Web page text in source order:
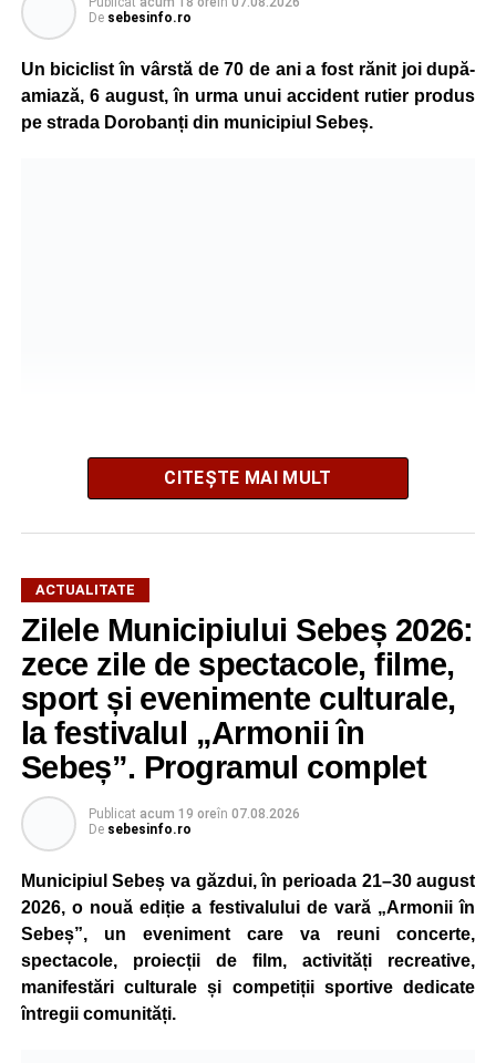
De sebesinfo.ro
Un biciclist în vârstă de 70 de ani a fost rănit joi după-
amiază, 6 august, în urma unui accident rutier produs
pe strada Dorobanți din municipiul Sebeș.
Potrivit informațiilor transmise de polițiști, în jurul orei
În urma impactului, bărbatul a fost proiectat în două
autoturisme parcate regulamentar pe marginea drumului.
Victima a suferit leziuni și a fost transportată la spital
pentru investigații și îngrijiri medicale.
Atât conducătorul auto, cât și biciclistul au fost testați cu
aparatul etilotest, rezultatele fiind negative.
Polițiștii au deschis un dosar penal și continuă cercetările
pentru vătămare corporală din culpă, urmând să
stabilească toate împrejurările în care s-a produs
accidentul.
Adaugă-ne ca sursă preferată
CITEȘTE MAI MULT
ACTUALITATE
Zilele Municipiului Sebeș 2026:
zece zile de spectacole, filme,
sport și evenimente culturale,
la festivalul „Armonii în
Sebeș”. Programul complet
Publicat acum 19 oreîn 07.08.2026
De sebesinfo.ro
Municipiul Sebeș va găzdui, în perioada 21–30 august
2026, o nouă ediție a festivalului de vară „Armonii în
Sebeș”, un eveniment care va reuni concerte,
spectacole, proiecții de film, activități recreative,
manifestări culturale și competiții sportive dedicate
întregii comunități.